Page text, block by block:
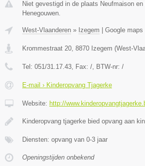
Niet gevestigd in de plaats Neufmaison
Henegouwen.
West-Vlaanderen » Izegem | Google maps
Krommestraat 20 8870 Izegem (West-
Tel: 051/31.17.43 , Fax: / , BTW-nr: /
E-mail › Kinderopvang Tjagerke
Website: http://
Kinderopvang tjagerke bied opvang aan
Diensten: opvang van 0-3 jaar
Openingstijden onbekend